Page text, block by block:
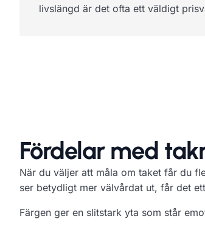
livslängd är det ofta ett väldigt
Fördelar med
När du väljer att måla om taket får du
ser betydligt mer välvårdat ut, får det
Färgen ger en slitstark yta som står